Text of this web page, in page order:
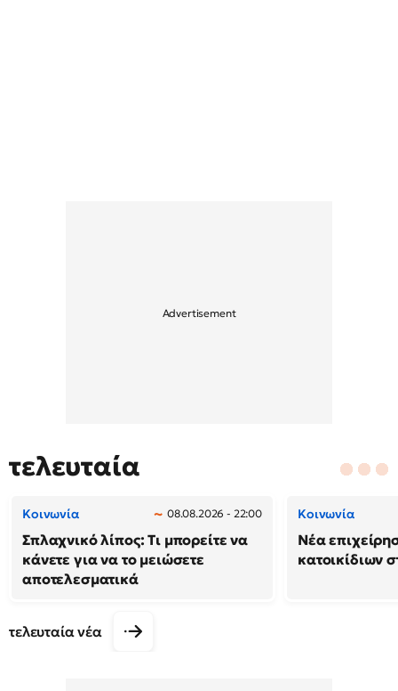
τελευταία
Κοινωνία 08.08.2026 - 22:00
Σπλαχνικό λίπος: Τι μπορείτε να
κάνετε για να το μειώσετε
αποτελεσματικά
Κοινωνία
Νέα
κατοικίδιων
τελευταία νέα